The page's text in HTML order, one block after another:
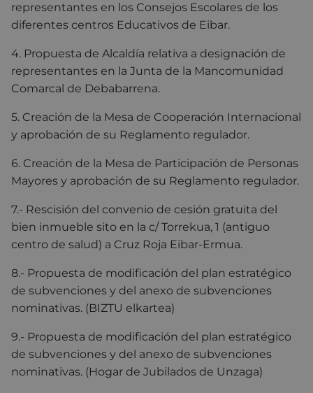
representantes en los Consejos Escolares de los
diferentes centros Educativos de Eibar.
4. Propuesta de Alcaldía relativa a designación de
representantes en la Junta de la Mancomunidad
Comarcal de Debabarrena.
5. Creación de la Mesa de Cooperación Internacional
y aprobación de su Reglamento regulador.
6. Creación de la Mesa de Participación de Personas
Mayores y aprobación de su Reglamento regulador.
7.- Rescisión del convenio de cesión gratuita del
bien inmueble sito en la c/ Torrekua, 1 (antiguo
centro de salud) a Cruz Roja Eibar-Ermua.
8.- Propuesta de modificación del plan estratégico
de subvenciones y del anexo de subvenciones
nominativas. (BIZTU elkartea)
9.- Propuesta de modificación del plan estratégico
de subvenciones y del anexo de subvenciones
nominativas. (Hogar de Jubilados de Unzaga)